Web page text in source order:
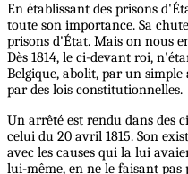
En établissant des prisons
toute son importance. Sa
prisons d'État. Mais on nous
Dès 1814, le ci-devant roi,
Belgique, abolit, par un
par des lois constitutionnelles.
Un arrêté est rendu dans des
celui du 20 avril 1815. Son
avec les causes qui la lui
lui-même, en ne le faisant